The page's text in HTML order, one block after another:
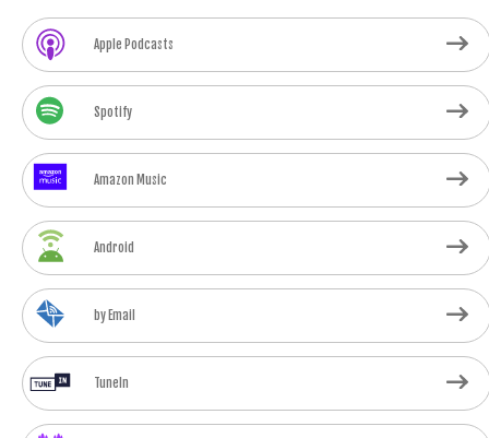
Apple Podcasts
Spotify
Amazon Music
Android
by Email
TuneIn